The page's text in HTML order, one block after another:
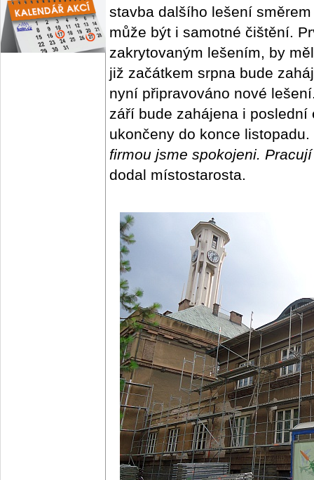
stavba dalšího lešení
může být i samotné čištění.
zakrytovaným lešením, by
již začátkem srpna bude
nyní připravováno nové
září bude zahájena i
ukončeny do konce listopadu.
firmou jsme spokojeni.
dodal místostarosta.